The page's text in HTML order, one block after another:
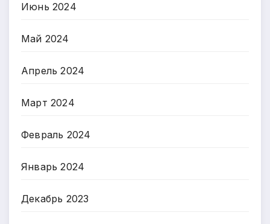
Июнь 2024
Май 2024
Апрель 2024
Март 2024
Февраль 2024
Январь 2024
Декабрь 2023